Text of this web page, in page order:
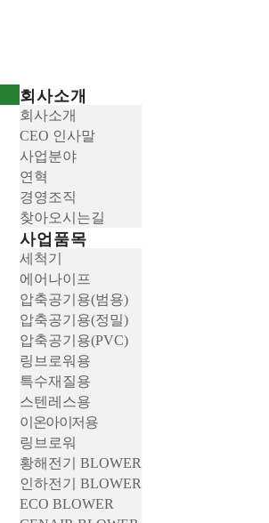
회사소개
회사소개
CEO 인사말
사업분야
연혁
경영조직
찾아오시는길
사업품목
세척기
에어나이프
압축공기용(범용)
압축공기용(정밀)
압축공기용(PVC)
링브로워용
특수재질용
스텐레스용
이온아이저용
링브로워
황해전기 BLOWER
인하전기 BLOWER
ECO BLOWER